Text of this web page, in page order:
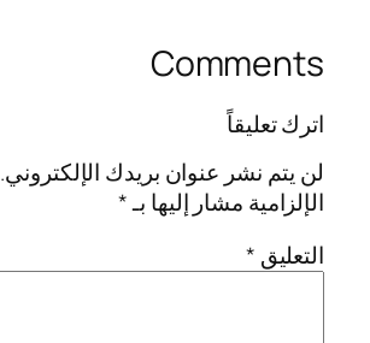
Comments
اترك تعليقاً
لن يتم نشر عنوان بريدك الإلكتروني.
الإلزامية مشار إليها بـ*
التعليق *